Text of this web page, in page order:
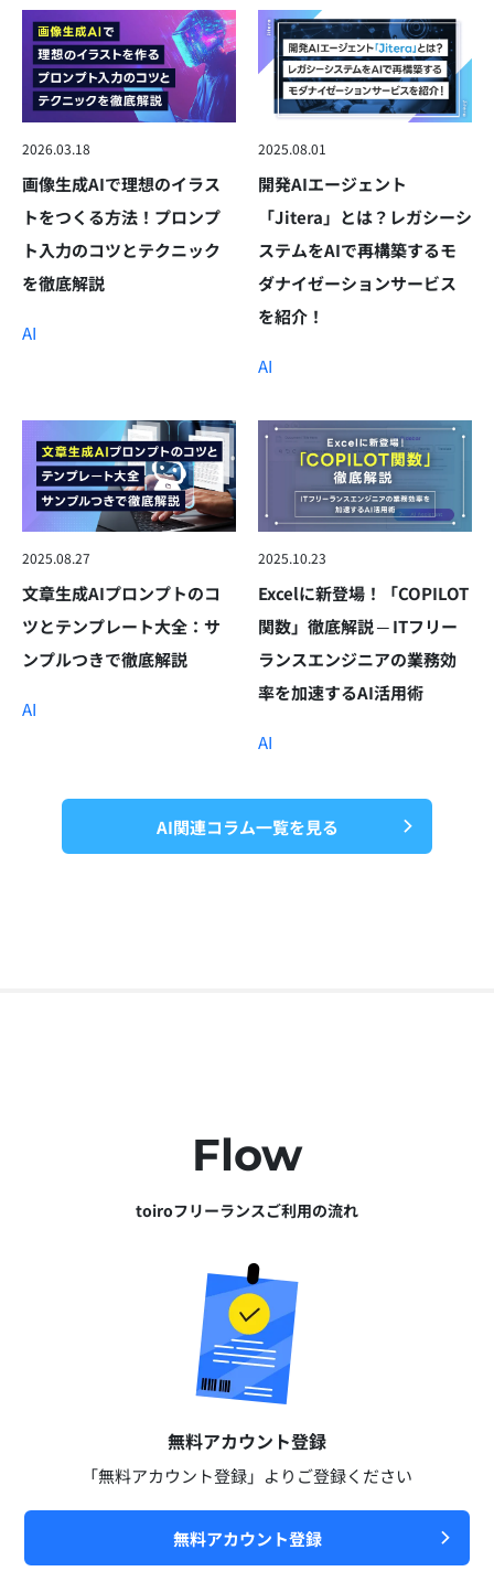
2026.03.18
画像生成AIで理想のイラス
トをつくる方法！プロンプ
ト入力のコツとテクニック
を徹底解説
AI
2025.08.01
開発AIエージェント
「Jitera」とは？レガシーシ
ステムをAIで再構築するモ
ダナイゼーションサービス
を紹介！
AI
2025.08.27
文章生成AIプロンプトのコ
ツとテンプレート大全：サ
ンプルつきで徹底解説
AI
2025.10.23
Excelに新登場！「COPILOT
関数」徹底解説 ─ ITフリー
ランスエンジニアの業務効
率を加速するAI活用術
AI
AI関連コラム一覧を見る
Flow
toiroフリーランスご利用の流れ
無料アカウント登録​
「無料アカウント登録」よりご登録ください​
無料アカウント登録